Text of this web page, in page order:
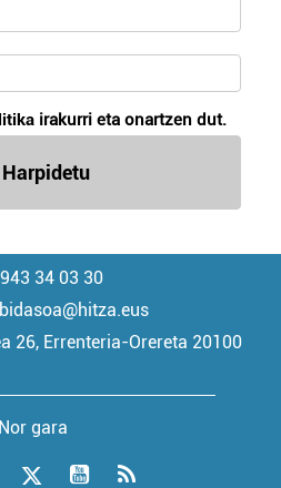
irakurri eta onartzen dut.
Harpidetu
943 34 03 30
26, Errenteria-Orereta 20100
Nor gara